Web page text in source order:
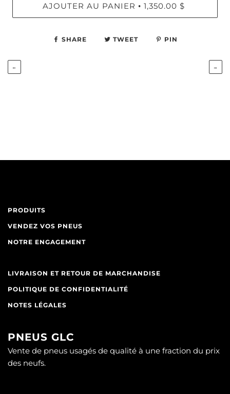
AJOUTER AU PANIER • 1,350.00 $
SHARE TWEET PIN
← →
PRODUITS
VENDEZ VOS PNEUS
NOTRE ENGAGEMENT
LIVRAISON ET RETOUR DE MARCHANDISE
POLITIQUE DE CONFIDENTIALITÉ
NOTES LÉGALES
PNEUS GLC
Vente de pneus usagés de qualité à une fraction du prix
des neufs.